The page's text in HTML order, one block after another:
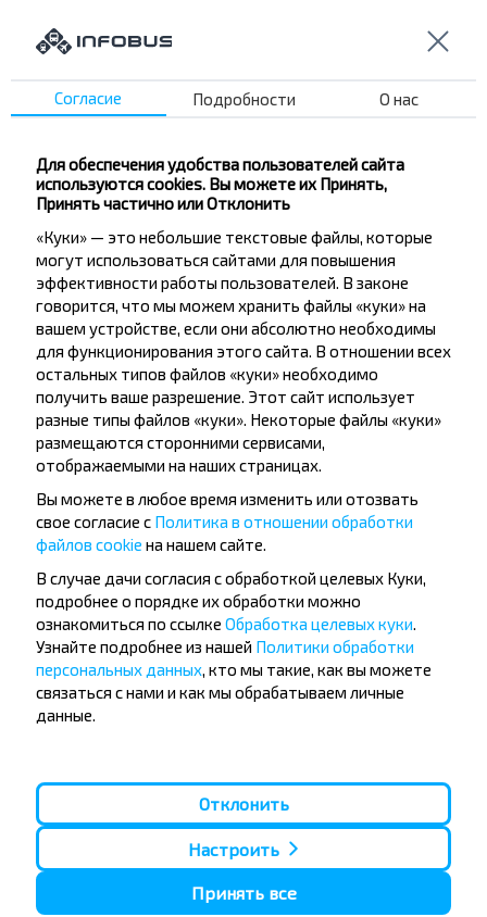
Хотите
путешествовать
дешевле?
Не пропусти специальные акции, скидки и
Подпишись на получение новостей и
путешествуй с нами дешевле!
Подписаться
Популярные автобусные
направления
Орша - Могилёв
Минск - Несвиж
Минск - Могилёв
Минск - Пинск
Минск - Брест
Минск - Барановичи
Гомель - Минск
Брест - Тересполь
Брест - Беловежская Пуща
Полоцк - Рига
Минск - Вильнюс
Минск - Варшава
Минск - Москва
Москва - Барановичи
Брест - Люблин
Брест - Варшава
Согласие Подробности О нас
Для обеспечения удобства пользователей сайта
используются cookies. Вы можете их Принять,
Принять частично или Отклонить
«Куки» — это небольшие текстовые файлы, которые
могут использоваться сайтами для повышения
эффективности работы пользователей. В законе
говорится, что мы можем хранить файлы «куки» на
вашем устройстве, если они абсолютно необходимы
для функционирования этого сайта. В отношении всех
остальных типов файлов «куки» необходимо
получить ваше разрешение. Этот сайт использует
разные типы файлов «куки». Некоторые файлы «куки»
размещаются сторонними сервисами,
отображаемыми на наших страницах.
Вы можете в любое время изменить или отозвать
свое согласие с Политика в отношении обработки
файлов cookie на нашем сайте.
В случае дачи согласия с обработкой целевых Куки,
подробнее о порядке их обработки можно
ознакомиться по ссылке Обработка целевых куки
Узнайте подробнее из нашей Политики обработки
персональных данных , кто мы такие, как вы можете
связаться с нами и как мы обрабатываем личные
данные.
Отклонить
Настроить
Принять все